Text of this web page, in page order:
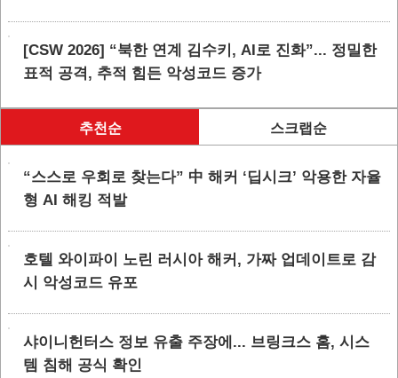
[CSW 2026] “북한 연계 김수키, AI로 진화”... 정밀한
표적 공격, 추적 힘든 악성코드 증가
추천순 스크랩순
“스스로 우회로 찾는다” 中 해커 ‘딥시크’ 악용한 자율
형 AI 해킹 적발
호텔 와이파이 노린 러시아 해커, 가짜 업데이트로 감
시 악성코드 유포
샤이니헌터스 정보 유출 주장에... 브링크스 홈, 시스
템 침해 공식 확인